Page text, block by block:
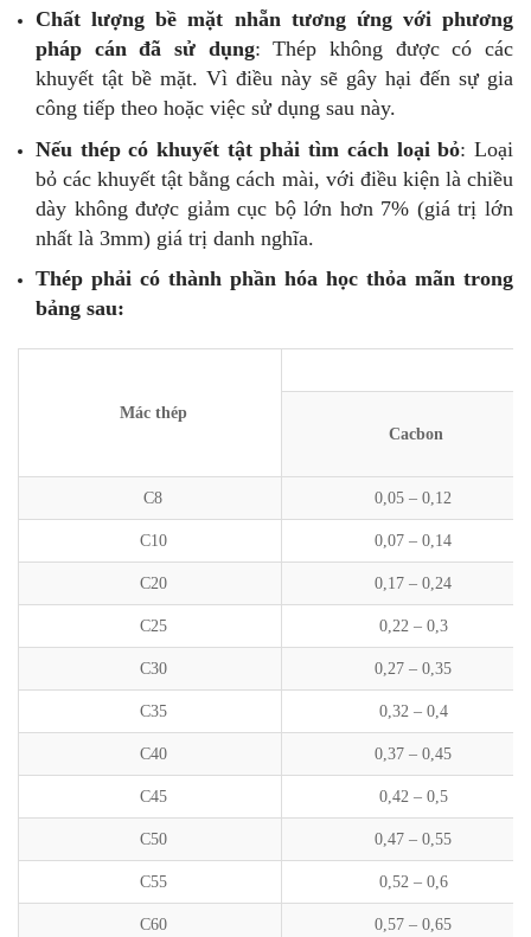
Chất lượng bề mặt nhẵn tương ứng với phương
pháp cán đã sử dụng: Thép không được có các
khuyết tật bề mặt. Vì điều này sẽ gây hại đến sự gia
công tiếp theo hoặc việc sử dụng sau này.
Nếu thép có khuyết tật phải tìm cách loại bỏ: Loại
bỏ các khuyết tật bằng cách mài, với điều kiện là chiều
dày không được giảm cục bộ lớn hơn 7% (giá trị lớn
nhất là 3mm) giá trị danh nghĩa.
Thép phải có thành phần hóa học thỏa mãn trong
bảng sau:
Mác thép
Cacbon
C8 0,05 – 0,12
C10 0,07 – 0,14
C20 0,17 – 0,24
C25 0,22 – 0,3
C30 0,27 – 0,35
C35 0,32 – 0,4
C40 0,37 – 0,45
C45 0,42 – 0,5
C50 0,47 – 0,55
C55 0,52 – 0,6
C60 0,57 – 0,65